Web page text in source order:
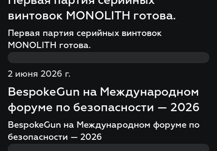
винтовок MONOLITH готова.
Первая партия серийных винтовок
MONOLITH готова.
2 июня 2026 г.
BespokeGun на Международном
форуме по безопасности — 2026
BespokeGun на Международном форуме по
безопасности — 2026